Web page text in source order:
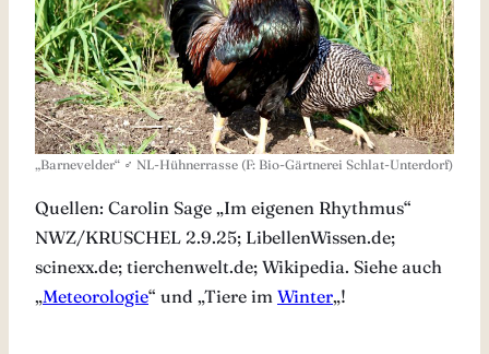
„Barnevelder“ ♂ NL-Hühnerrasse (F: Bio-Gärtnerei Schlat-Unterdorf)
Quellen: Carolin Sage „Im eigenen Rhythmus“
NWZ/KRUSCHEL 2.9.25; LibellenWissen.de;
scinexx.de; tierchenwelt.de; Wikipedia. Siehe auch
„Meteorologie“ und „Tiere im Winter„!